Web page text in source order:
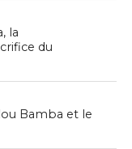
la
du
Bamba et le